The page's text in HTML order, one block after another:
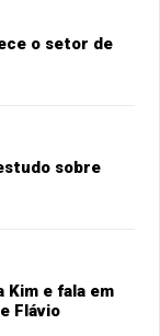
o setor de
sobre
Kim e fala em
Flávio